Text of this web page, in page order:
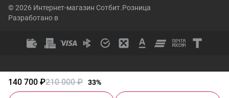
140 700 ₽210 000 ₽ 33%
© 2026 Интернет-магазин Сотбит.Розница
Разработано в